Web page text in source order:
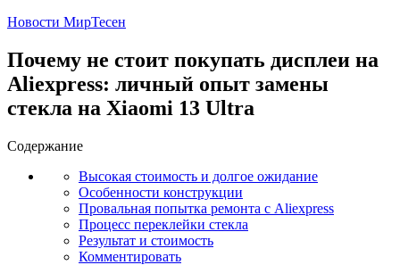
Новости МирТесен
Почему не стоит покупать дисплеи на
Aliexpress: личный опыт замены
стекла на Xiaomi 13 Ultra
Содержание
Высокая стоимость и долгое ожидание
Особенности конструкции
Провальная попытка ремонта с Aliexpress
Процесс переклейки стекла
Результат и стоимость
Комментировать